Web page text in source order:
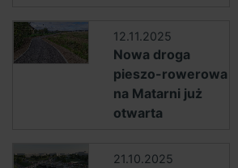
12.11.2025
Nowa droga
pieszo-rowerowa
na Matarni już
otwarta
21.10.2025